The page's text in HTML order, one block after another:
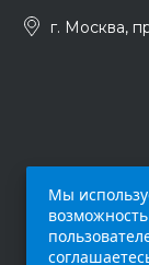
г. Москва,
Мы